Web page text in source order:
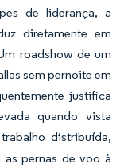
de liderança, a
diretamente em
roadshow de um
sem pernoite em
justifica
quando vista
distribuída,
as pernas de voo à